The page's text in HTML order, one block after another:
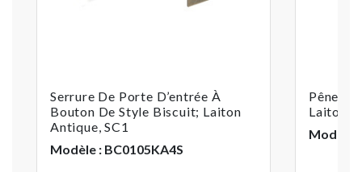
Serrure De Porte D’entrée À
Bouton De Style Biscuit; Laiton
Antique, SC1
Modèle : BC0105KA4S
Pêne
Laiton
Modèle